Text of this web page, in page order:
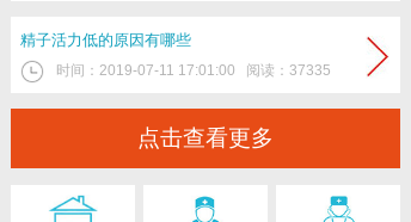
精子活力低的原因有哪些
时间： 2019-07-11 17:01:00 阅读：37335
点击查看更多